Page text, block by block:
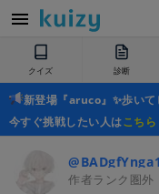
クイズ 診断
新登場『aruco』✨歩いて
今すぐ挑戦したい人はこちら
作者ランク圏外